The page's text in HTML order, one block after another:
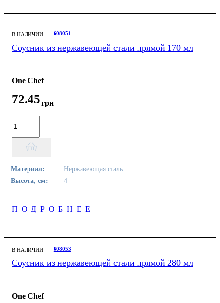
В НАЛИЧИИ 608051
Соусник из нержавеющей стали прямой 170 мл
One Chef
72.45грн
Материал:
Нержавеющая сталь
Высота, см:
4
ПОДРОБНЕЕ
В НАЛИЧИИ 608053
Соусник из нержавеющей стали прямой 280 мл
One Chef